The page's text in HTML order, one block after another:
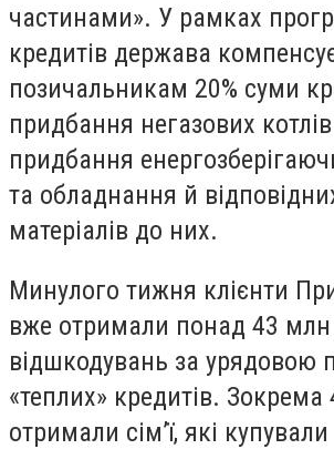
частинами». У рамках
кредитів держава
позичальникам 20% суми
придбання негазових
придбання
та обладнання й
матеріалів до них.
Минулого тижня клієнти
вже отримали понад 43 млн
відшкодувань за урядовою
«теплих» кредитів.
отримали сім’ї, які купували